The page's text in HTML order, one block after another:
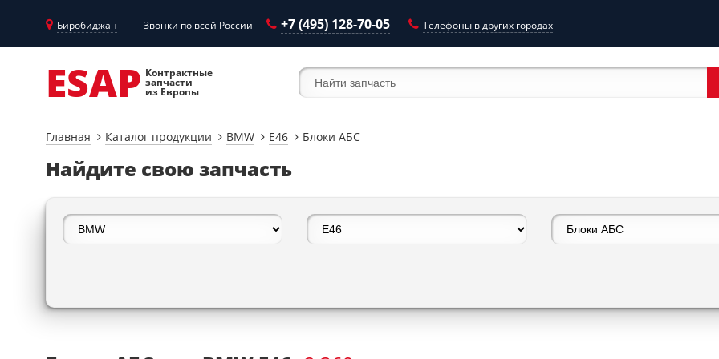
Биробиджан Звонки по всей России - +7 (495) 128-70-05 Телефоны в других городах
ESAP Контрактные
запчасти
из Европы
Главная Каталог продукции BMW E46 Блоки АБС
Найдите свою запчасть